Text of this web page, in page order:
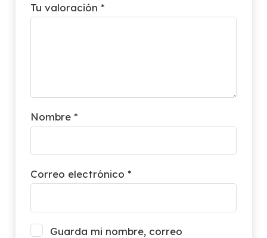
Tu valoración *
Nombre *
Correo electrónico *
Guarda mi nombre, correo